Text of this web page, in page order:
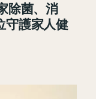
除菌、消
守護家人健